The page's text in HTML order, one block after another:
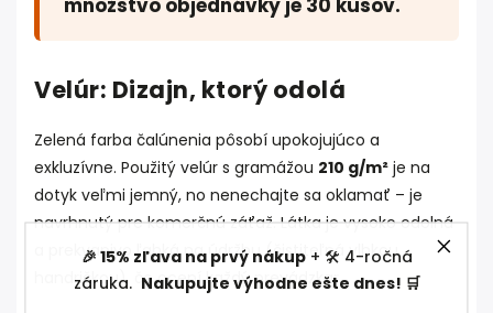
🎉 15% zľava na prvý nákup+ 🛠️ 4-ročná
záruka. Nakupujte výhodne ešte dnes! 🛒
množstvo objednávky je 30 kusov.
Velúr: Dizajn, ktorý odolá
Zelená farba čalúnenia pôsobí upokojujúco a
exkluzívne. Použitý velúr s gramážou 210 g/m² je na
dotyk veľmi jemný, no nenechajte sa oklamať – je
navrhnutý pre komerčnú záťaž. Látka je vysoko odolná
a prekvapivo ľahká na údržbu (čistiteľná vlhkou
handričkou), čo ocení každý prevádzkar.